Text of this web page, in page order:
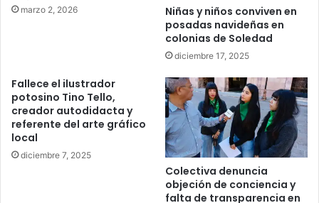
marzo 2, 2026
Niñas y niños conviven en
posadas navideñas en
colonias de Soledad
diciembre 17, 2025
Fallece el ilustrador
potosino Tino Tello,
creador autodidacta y
referente del arte gráfico
local
diciembre 7, 2025
Colectiva denuncia
objeción de conciencia y
falta de transparencia en